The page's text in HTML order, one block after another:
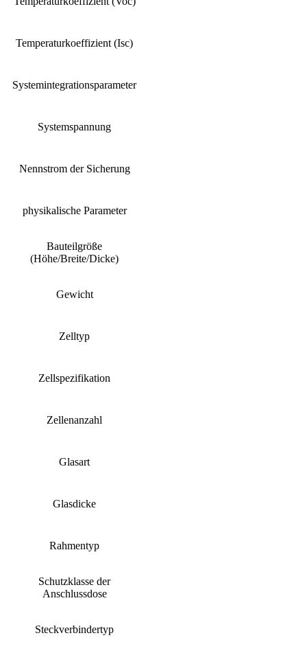
Temperaturkoeffizient (Isc)
Systemintegrationsparameter
Systemspannung
Nennstrom der Sicherung
physikalische Parameter
Bauteilgröße
(Höhe/Breite/Dicke)
Gewicht
Zelltyp
Zellspezifikation
Zellenanzahl
Glasart
Glasdicke
Rahmentyp
Schutzklasse der
Anschlussdose
Steckverbindertyp